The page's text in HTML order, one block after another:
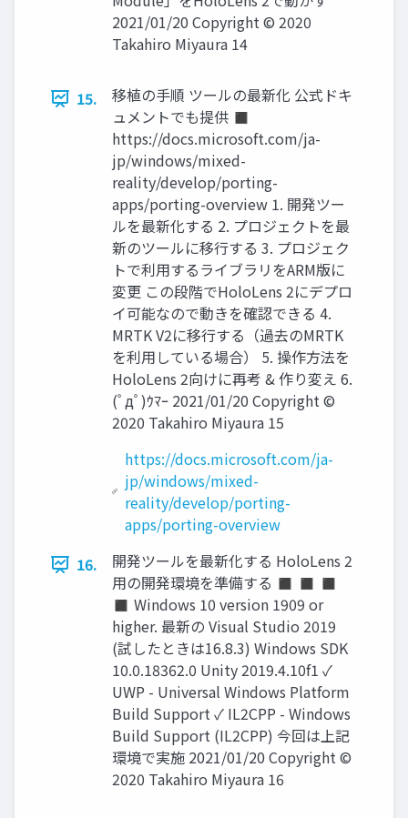
2021/01/20 Copyright © 2020
Takahiro Miyaura 14
15.
移植の手順 ツールの最新化 公式ドキ
ュメントでも提供 ◼
https://docs.microsoft.com/ja-
jp/windows/mixed-
reality/develop/porting-
apps/porting-overview 1. 開発ツー
ルを最新化する 2. プロジェクトを最
新のツールに移行する 3. プロジェク
トで利用するライブラリをARM版に
変更 この段階でHoloLens 2にデプロ
イ可能なので動きを確認できる 4.
MRTK V2に移行する（過去のMRTK
を利用している場合） 5. 操作方法を
HoloLens 2向けに再考 & 作り変え 6.
(ﾟдﾟ)ｳﾏｰ 2021/01/20 Copyright ©
2020 Takahiro Miyaura 15
https://docs.microsoft.com/ja-
jp/windows/mixed-
reality/develop/porting-
apps/porting-overview
16.
開発ツールを最新化する HoloLens 2
用の開発環境を準備する ◼ ◼ ◼
◼ Windows 10 version 1909 or
higher. 最新の Visual Studio 2019
(試したときは16.8.3) Windows SDK
10.0.18362.0 Unity 2019.4.10f1 ✓
UWP - Universal Windows Platform
Build Support ✓ IL2CPP - Windows
Build Support (IL2CPP) 今回は上記
環境で実施 2021/01/20 Copyright ©
2020 Takahiro Miyaura 16